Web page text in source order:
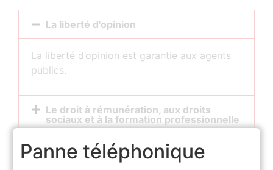
La liberté d'opinion
La liberté d’opinion est garantie aux agents
publics.
Le droit à rémunération, aux droits
sociaux et à la formation professionnelle
Le droit syndical
Panne téléphonique